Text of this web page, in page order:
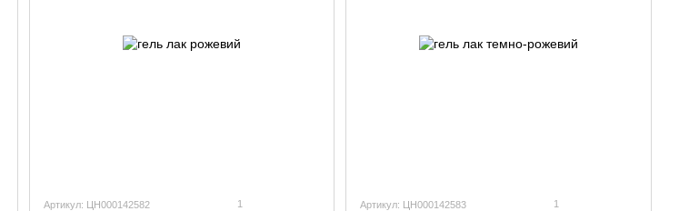
Артикул: ЦН000142582 1 Артикул: ЦН000142583 1